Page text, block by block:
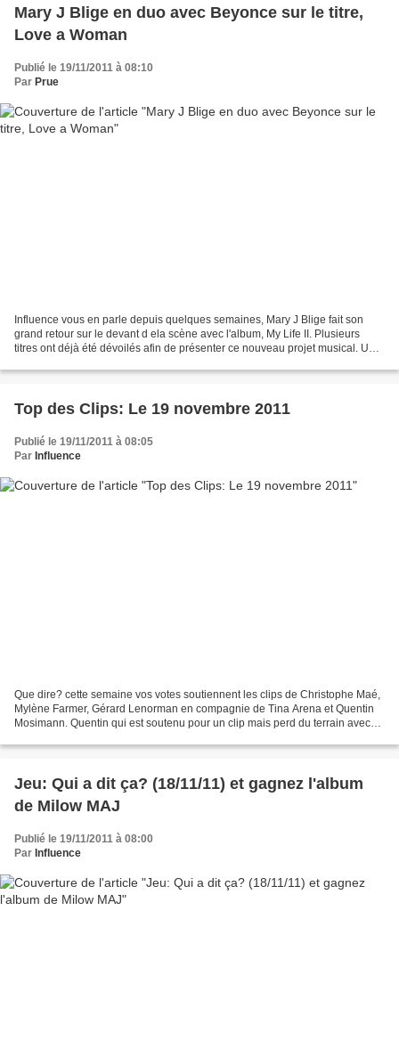
Mary J Blige en duo avec Beyonce sur le titre,
Love a Woman
Publié le 19/11/2011 à 08:10
Par Prue
Influence vous en parle depuis quelques semaines, Mary J Blige fait son
grand retour sur le devant d ela scène avec l'album, My Life II. Plusieurs
titres ont déjà été dévoilés afin de présenter ce nouveau projet musical. Un
Top des Clips: Le 19 novembre 2011
Publié le 19/11/2011 à 08:05
Par Influence
Que dire? cette semaine vos votes soutiennent les clips de Christophe Maé,
Mylène Farmer, Gérard Lenorman en compagnie de Tina Arena et Quentin
Mosimann. Quentin qui est soutenu pour un clip mais perd du terrain avec
Jeu: Qui a dit ça? (18/11/11) et gagnez l'album
de Milow MAJ
Publié le 19/11/2011 à 08:00
Par Influence